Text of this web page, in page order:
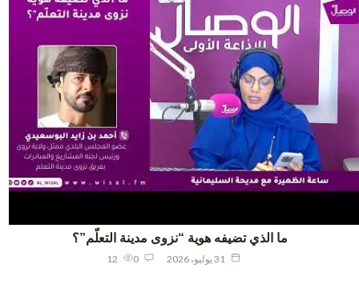
ما الذي تضيفه هوية “نزوى مدينة التعلّم”؟
12